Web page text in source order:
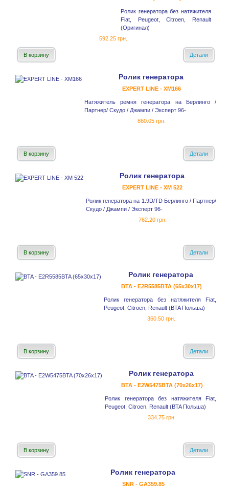
Ролик генератора без натяжителя
Fiat, Peugeot, Citroen, Renault
(Оригинал)
592.25 грн.
В корзину Детали
Ролик генератора
EXPERT LINE - XM166
Натяжитель ремня генератора на Берлинго /
Партнер/ Скудо / Джампи / Эксперт 96-
860.05 грн.
В корзину Детали
Ролик генератора
EXPERT LINE - XM 522
Ролик генератора на 1.9D/TD Берлинго / Партнер/
Скудо / Джампи / Эксперт 96-
762.20 грн.
В корзину Детали
Ролик генератора
BTA - E2R5585BTA (65x30x17)
Ролик генератора без натяжителя Fiat,
Peugeot, Citroen, Renault (BTA Польша)
360.50 грн.
В корзину Детали
Ролик генератора
BTA - E2W5475BTA (70x26x17)
Ролик генератора без натяжителя Fiat,
Peugeot, Citroen, Renault (BTA Польша)
334.75 грн.
В корзину Детали
Ролик генератора
SNR - GA359.85